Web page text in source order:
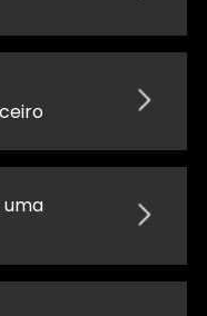
uma